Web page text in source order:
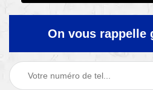
On vous rappelle